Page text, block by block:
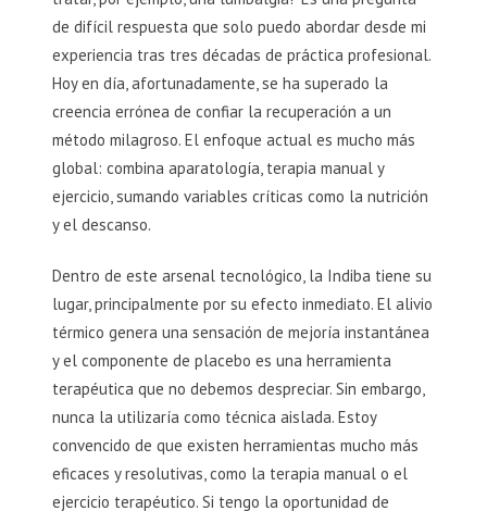
de difícil respuesta que solo puedo abordar desde mi
experiencia tras tres décadas de práctica profesional.
Hoy en día, afortunadamente, se ha superado la
creencia errónea de confiar la recuperación a un
método milagroso. El enfoque actual es mucho más
global: combina aparatología, terapia manual y
ejercicio, sumando variables críticas como la nutrición
y el descanso.
Dentro de este arsenal tecnológico, la Indiba tiene su
lugar, principalmente por su efecto inmediato. El alivio
térmico genera una sensación de mejoría instantánea
y el componente de placebo es una herramienta
terapéutica que no debemos despreciar. Sin embargo,
nunca la utilizaría como técnica aislada. Estoy
convencido de que existen herramientas mucho más
eficaces y resolutivas, como la terapia manual o el
ejercicio terapéutico. Si tengo la oportunidad de